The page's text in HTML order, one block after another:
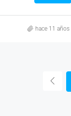
hace 11 años